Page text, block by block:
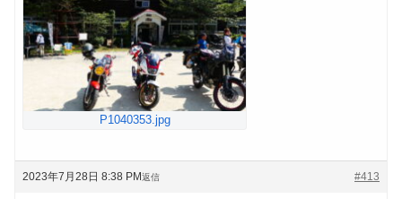
P1040353.jpg
2023年7月28日 8:38 PM #413
返信